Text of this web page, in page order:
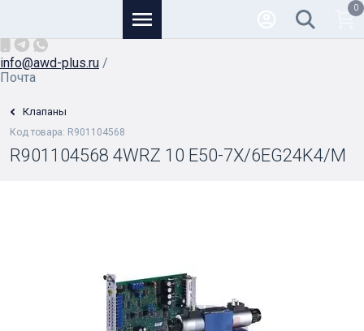
info@awd-plus.ru /
Почта
0
Клапаны
Код товара: R901104568
R901104568 4WRZ 10 E50-7X/6EG24K4/M